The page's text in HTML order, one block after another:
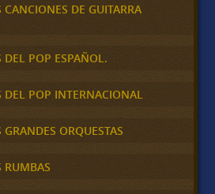
CANCIONES DE GUITARRA
DEL POP ESPAÑOL.
DEL POP INTERNACIONAL
ORQUESTAS
RUMBAS